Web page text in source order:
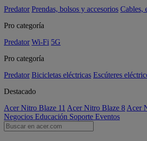
Predator Prendas, bolsos y accesorios Cables,
Pro categoría
Predator Wi-Fi 5G
Pro categoría
Predator Bicicletas eléctricas Escúteres
Destacado
Acer Nitro Blaze 11 Acer Nitro Blaze 8 Acer
Negocios Educación Soporte Eventos